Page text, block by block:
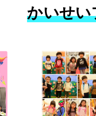
かいせい